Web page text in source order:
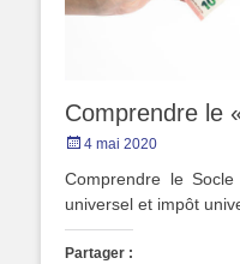
Comprendre le
Posted
4 mai 2020
Comprendre le
universel et impôt
Partager :